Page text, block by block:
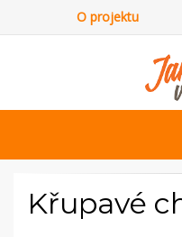
O projektu
Křupavé